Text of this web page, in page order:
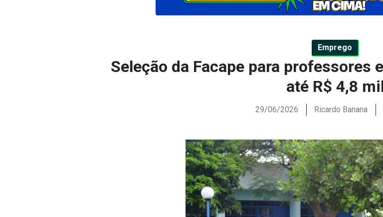
Emprego
Seleção da Facape para professores
até R$ 4,8
29/06/2026 Ricardo Banana